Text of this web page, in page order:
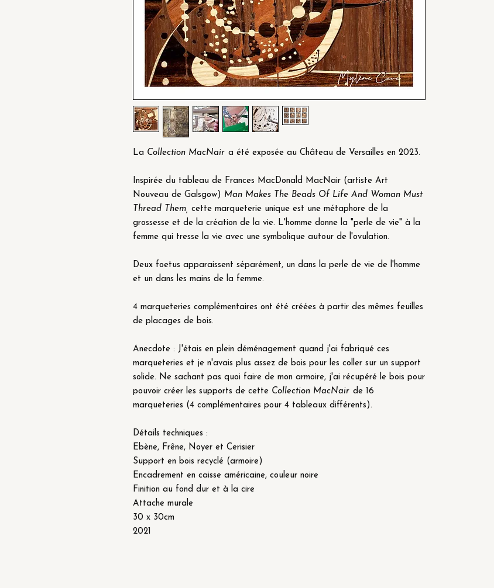
La Collection MacNair a été exposée au Château de Versailles en 2023.
Inspirée du tableau de Frances MacDonald MacNair (artiste Art
Nouveau de Galsgow) Man Makes The Beads Of Life And Woman Must
Thread Them, cette marqueterie unique est une métaphore de la
grossesse et de la création de la vie. L'homme donne la "perle de vie" à la
femme qui tresse la vie avec une symbolique autour de l'ovulation.
Deux foetus apparaissent séparément, un dans la perle de vie de l'homme
et un dans les mains de la femme.
4 marqueteries complémentaires ont été créées à partir des mêmes feuilles
de placages de bois.
Anecdote : J'étais en plein déménagement quand j'ai fabriqué ces
marqueteries et je n'avais plus assez de bois pour les coller sur un support
solide. Ne sachant pas quoi faire de mon armoire, j'ai récupéré le bois pour
pouvoir créer les supports de cette Collection MacNair de 16
marqueteries (4 complémentaires pour 4 tableaux différents).
Détails techniques :
Ebène, Frêne, Noyer et Cerisier
Support en bois recyclé (armoire)
Encadrement en caisse américaine, couleur noire
Finition au fond dur et à la cire
Attache murale
30 x 30cm
2021